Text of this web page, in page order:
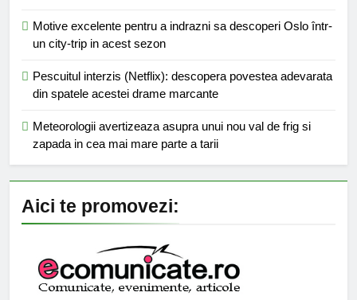
Motive excelente pentru a indrazni sa descoperi Oslo într-
un city-trip in acest sezon
Pescuitul interzis (Netflix): descopera povestea adevarata
din spatele acestei drame marcante
Meteorologii avertizeaza asupra unui nou val de frig si
zapada in cea mai mare parte a tarii
Aici te promovezi: